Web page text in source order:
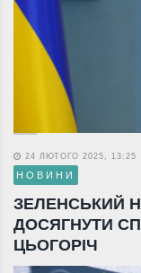
24 ЛЮТОГО 2025, 13:25
НОВИНИ
ЗЕЛЕНСЬКИЙ
ДОСЯГНУТИ
ЦЬОГОРІЧ